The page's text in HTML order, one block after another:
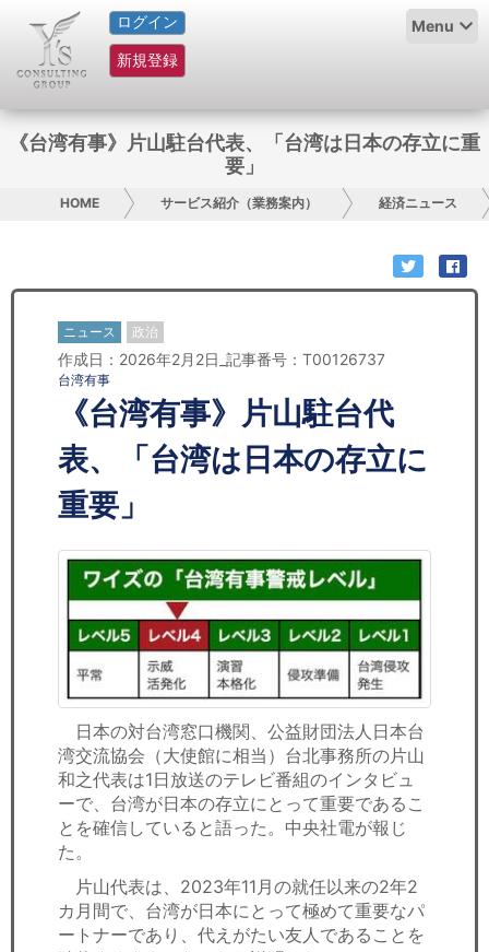
ログイン
新規登録
Menu
HOME
サービス紹介
コラム
お問い合わせ
日本人にPR
コンサルティング
リサーチ
セミナー
経済ニュース
労務顧問
ＩＴ
飲食店情報
《台湾有事》片山駐台代表、「台湾は日本の存立に重
要」
HOME サービス紹介（業務案内） 経済ニュース
ニュース 政治
作成日：2026年2月2日_記事番号：T00126737
台湾有事
《台湾有事》片山駐台代
表、「台湾は日本の存立に
重要」
日本の対台湾窓口機関、公益財団法人日本台
湾交流協会（大使館に相当）台北事務所の片山
和之代表は1日放送のテレビ番組のインタビュ
ーで、台湾が日本の存立にとって重要であるこ
とを確信していると語った。中央社電が報じ
た。
片山代表は、2023年11月の就任以来の2年2
カ月間で、台湾が日本にとって極めて重要なパ
ートナーであり、代えがたい友人であることを